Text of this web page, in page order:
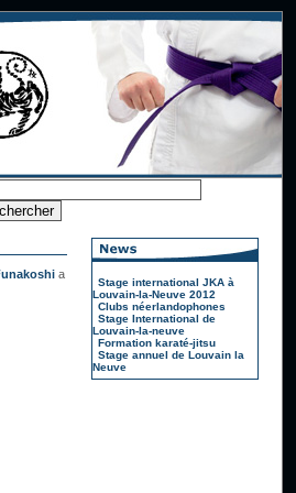
a
Stage international JKA à
Louvain-la-Neuve 2012
Clubs néerlandophones
Stage International de
Louvain-la-neuve
Formation karaté-jitsu
Stage annuel de Louvain la
Neuve